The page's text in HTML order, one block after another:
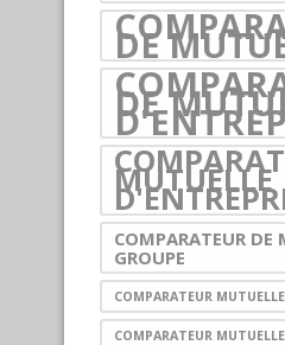
DE
DE
MUTUELLE
COMPARATEUR DE
GROUPE
COMPARATEUR
COMPARATEUR